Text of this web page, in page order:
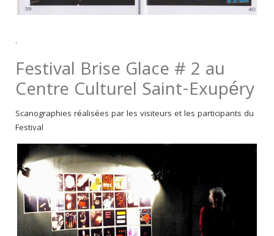
.
Festival Brise Glace # 2 au
Centre Culturel Saint-Exupéry
Scanographies réalisées par les visiteurs et les participants du
Festival